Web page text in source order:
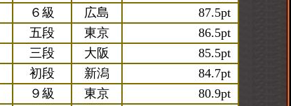
６級 広島
87.5pt
五段 東京
86.5pt
三段 大阪
85.5pt
初段 新潟
84.7pt
９級 東京
80.9pt